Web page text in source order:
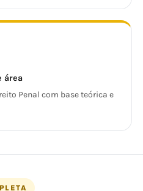
área
Penal com base teórica e